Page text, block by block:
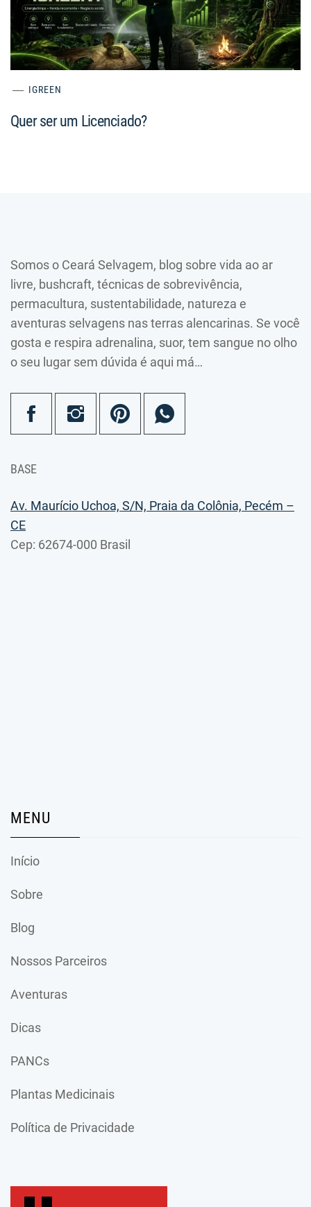
IGREEN
Quer ser um Licenciado?
Somos o Ceará Selvagem, blog sobre vida ao ar
livre, bushcraft, técnicas de sobrevivência,
permacultura, sustentabilidade, natureza e
aventuras selvagens nas terras alencarinas. Se você
gosta e respira adrenalina, suor, tem sangue no olho
o seu lugar sem dúvida é aqui má…
BASE
Av. Maurício Uchoa, S/N, Praia da Colônia, Pecém –
CE
Cep: 62674-000 Brasil
MENU
Início
Sobre
Blog
Nossos Parceiros
Aventuras
Dicas
PANCs
Plantas Medicinais
Política de Privacidade